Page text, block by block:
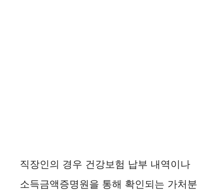
직장인의 경우 건강보험 납부 내역이나
소득금액증명원을 통해 확인되는 가처분